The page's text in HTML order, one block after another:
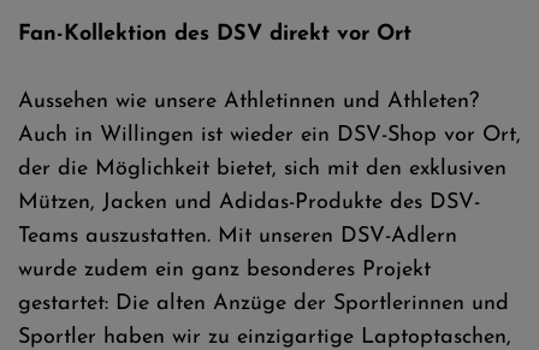
Fan-Kollektion des DSV direkt vor Ort
Aussehen wie unsere Athletinnen und Athleten?
Auch in Willingen ist wieder ein DSV-Shop vor Ort,
der die Möglichkeit bietet, sich mit den exklusiven
Mützen, Jacken und Adidas-Produkte des DSV-
Teams auszustatten. Mit unseren DSV-Adlern
wurde zudem ein ganz besonderes Projekt
gestartet: Die alten Anzüge der Sportlerinnen und
Sportler haben wir zu einzigartige Laptoptaschen,